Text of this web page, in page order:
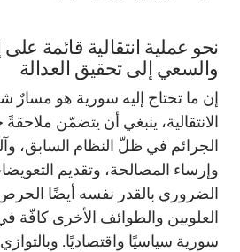
نحو عملية انتقالية قائمة
والسعي إلى تحقيق العدالة
إن ما تحتاج إليه سورية هو مسارٌ
الانتقالية، ينبغي أن يتضمّن ملاحقةً
الجرائم في ظلّ النظام السابق،
وإرساء المصالحة، وتقديم
الضروري بالقدر نفسه أيضًا
العلويين والطوائف الأخرى كافّة
سورية سياسيًا واقتصاديًا.